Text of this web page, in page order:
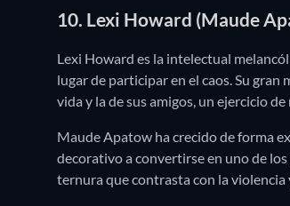
10. Lexi Howard (Maude
Lexi Howard es la intelectual
lugar de participar en el caos. Su gran
vida y la de sus amigos, un ejercicio
Maude Apatow ha crecido de forma
decorativo a convertirse en uno de los
ternura que contrasta con la